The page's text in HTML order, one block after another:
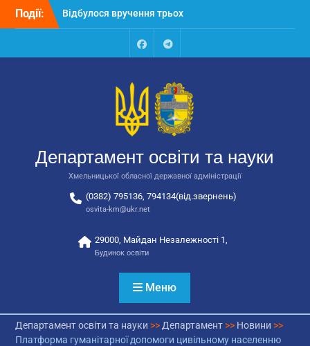
Перейти
Події:
Відбулося вручення трьох
автобусів для потреб
Відбулося засідання
освіти та науки обласної
державної адміністрації
Відбулась обласна
національно-патріотичне
виховання
FacebookTalegram
Департамент освіти та науки
Хмельницької обласної державної адміністрації
(0382) 795136, 794134(від.звернень)
osvita-km@ukr.net
29000, Майдан Незалежності 1,
Будинок освіти
Меню
Департамент освіти та науки >> Департамент>> Новини >>
Платформа гуманітарної допомоги цивільному населенню